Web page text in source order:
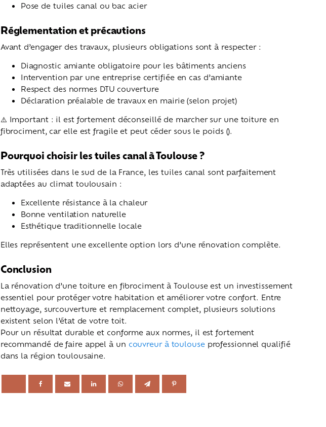
Pose de tuiles canal ou bac acier
Réglementation et précautions
Avant d’engager des travaux, plusieurs obligations sont à respecter :
Diagnostic amiante obligatoire pour les bâtiments anciens
Intervention par une entreprise certifiée en cas d’amiante
Respect des normes DTU couverture
Déclaration préalable de travaux en mairie (selon projet)
⚠️ Important : il est fortement déconseillé de marcher sur une toiture en
fibrociment, car elle est fragile et peut céder sous le poids ().
Pourquoi choisir les tuiles canal à Toulouse ?
Très utilisées dans le sud de la France, les tuiles canal sont parfaitement
adaptées au climat toulousain :
Excellente résistance à la chaleur
Bonne ventilation naturelle
Esthétique traditionnelle locale
Elles représentent une excellente option lors d’une rénovation complète.
Conclusion
La rénovation d’une toiture en fibrociment à Toulouse est un investissement
essentiel pour protéger votre habitation et améliorer votre confort. Entre
nettoyage, surcouverture et remplacement complet, plusieurs solutions
existent selon l’état de votre toit.
Pour un résultat durable et conforme aux normes, il est fortement
recommandé de faire appel à un couvreur à toulouseprofessionnel qualifié
dans la région toulousaine.